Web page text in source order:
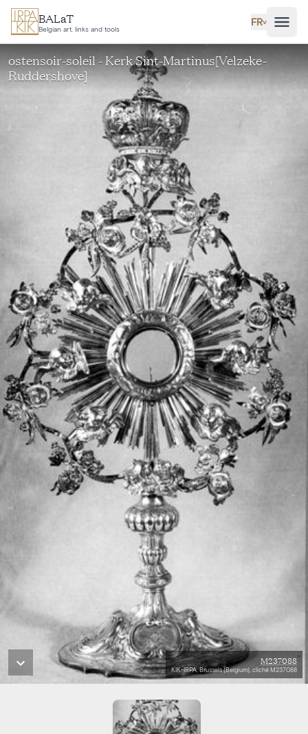
Aller au contenu principal
BALaT
Belgian art, links and tools
FR˅
ostensoir-soleil - Kerk Sint-Martinus[Velzeke-
Ruddershove]
M237088
KIK-IRPA, Brussels (Belgium), cliché M237088